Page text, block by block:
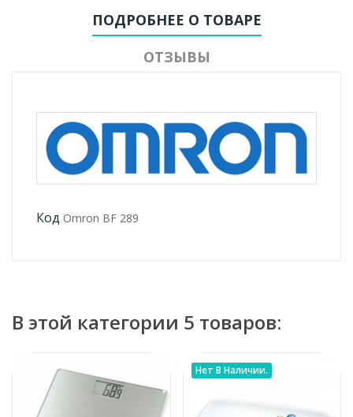
ПОДРОБНЕЕ О ТОВАРЕ
ОТЗЫВЫ
Код Omron BF 289
В этой категории 5 товаров:
Нет В Наличии.